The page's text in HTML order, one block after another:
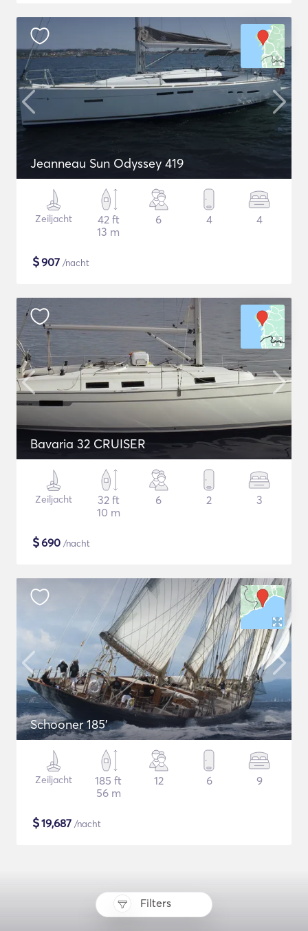
Filters
Jeanneau Sun Odyssey 419
Zeiljacht
42 ft
13 m
6 4 4
$907 /nacht
Bavaria 32 CRUISER
Zeiljacht
32 ft
10 m
6 2 3
$690 /nacht
Schooner 185'
Zeiljacht
185 ft
56 m
12 6 9
$19,687 /nacht